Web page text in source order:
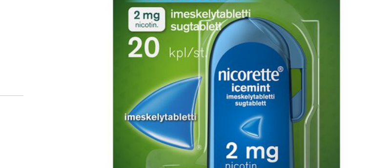
Miten tilaan reseptilääkkeitä
verkkoapteekista?